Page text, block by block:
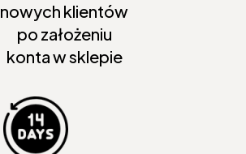
nowych klientów
po założeniu
konta w sklepie